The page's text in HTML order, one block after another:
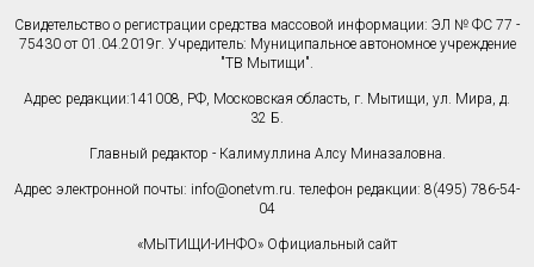
Свидетельство о регистрации средства массовой информации: ЭЛ № ФС 77 -
75430 от 01.04.2019г. Учредитель: Муниципальное автономное учреждение
"ТВ Мытищи".
Адрес редакции:141008, РФ, Московская область, г. Мытищи, ул. Мира, д.
32 Б.
Главный редактор - Калимуллина Алсу Миназаловна.
Адрес электронной почты: info@onetvm.ru. телефон редакции: 8(495) 786-54-
04
«МЫТИЩИ-ИНФО» Официальный сайт